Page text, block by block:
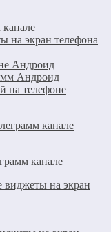
на экран телефона
Андроид
Андроид
на телефоне
канале